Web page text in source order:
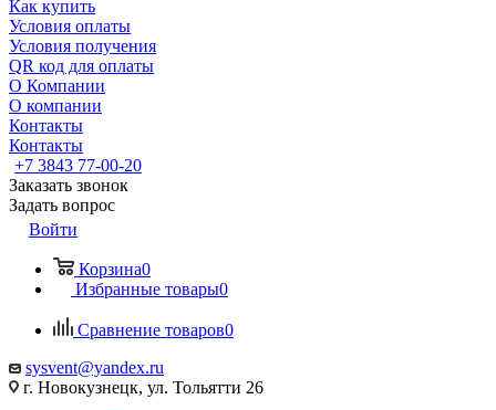
Как купить
Условия оплаты
Условия получения
QR код для оплаты
О Компании
О компании
Контакты
Контакты
+7 3843 77-00-20
Заказать звонок
Задать вопрос
Войти
Корзина0
Избранные товары0
Сравнение товаров0
sysvent@yandex.ru
г. Новокузнецк, ул. Тольятти 26